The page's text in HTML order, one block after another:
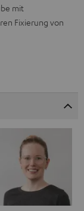
mit
Fixierung von